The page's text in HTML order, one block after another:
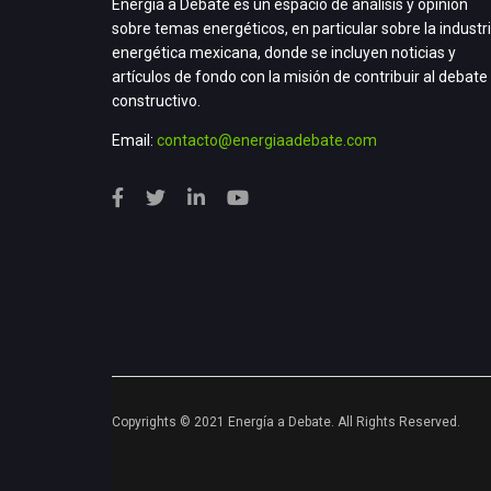
Energía a Debate es un espacio de análisis y opinión
sobre temas energéticos, en particular sobre la
energética mexicana, donde se incluyen noticias y
artículos de fondo con la misión de contribuir al debate
constructivo.
Email: contacto@energiaadebate.com
Copyrights © 2021 Energía a Debate. All Rights Reserved.